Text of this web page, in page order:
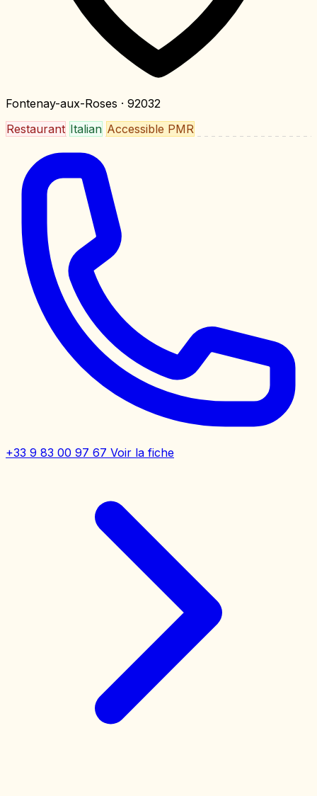
Fontenay-aux-Roses · 92032
Restaurant Italian Accessible PMR
+33 9 83 00 97 67 Voir la fiche